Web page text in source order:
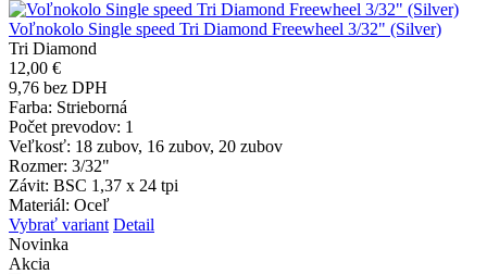
Voľnokolo Single speed Tri Diamond Freewheel 3/32" (Silver)
Tri Diamond
12,00 €
9,76 bez DPH
Farba: Strieborná
Počet prevodov: 1
Veľkosť: 18 zubov, 16 zubov, 20 zubov
Rozmer: 3/32"
Závit: BSC 1,37 x 24 tpi
Materiál: Oceľ
Vybrať variant Detail
Novinka
Akcia